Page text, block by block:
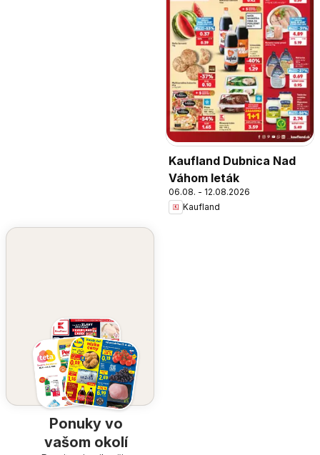
Kaufland Dubnica Nad
Váhom leták
06.08. - 12.08.2026
Kaufland
Ponuky vo
vašom okolí